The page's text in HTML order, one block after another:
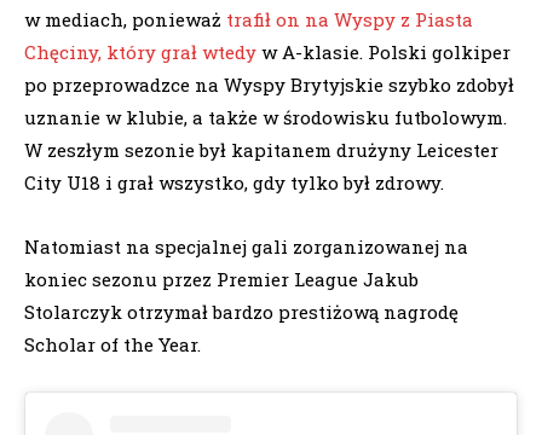
w mediach, ponieważ trafił on na Wyspy z Piasta
Chęciny, który grał wtedy w A-klasie. Polski golkiper
po przeprowadzce na Wyspy Brytyjskie szybko zdobył
uznanie w klubie, a także w środowisku futbolowym.
W zeszłym sezonie był kapitanem drużyny Leicester
City U18 i grał wszystko, gdy tylko był zdrowy.
Natomiast na specjalnej gali zorganizowanej na
koniec sezonu przez Premier League Jakub
Stolarczyk otrzymał bardzo prestiżową nagrodę
Scholar of the Year.